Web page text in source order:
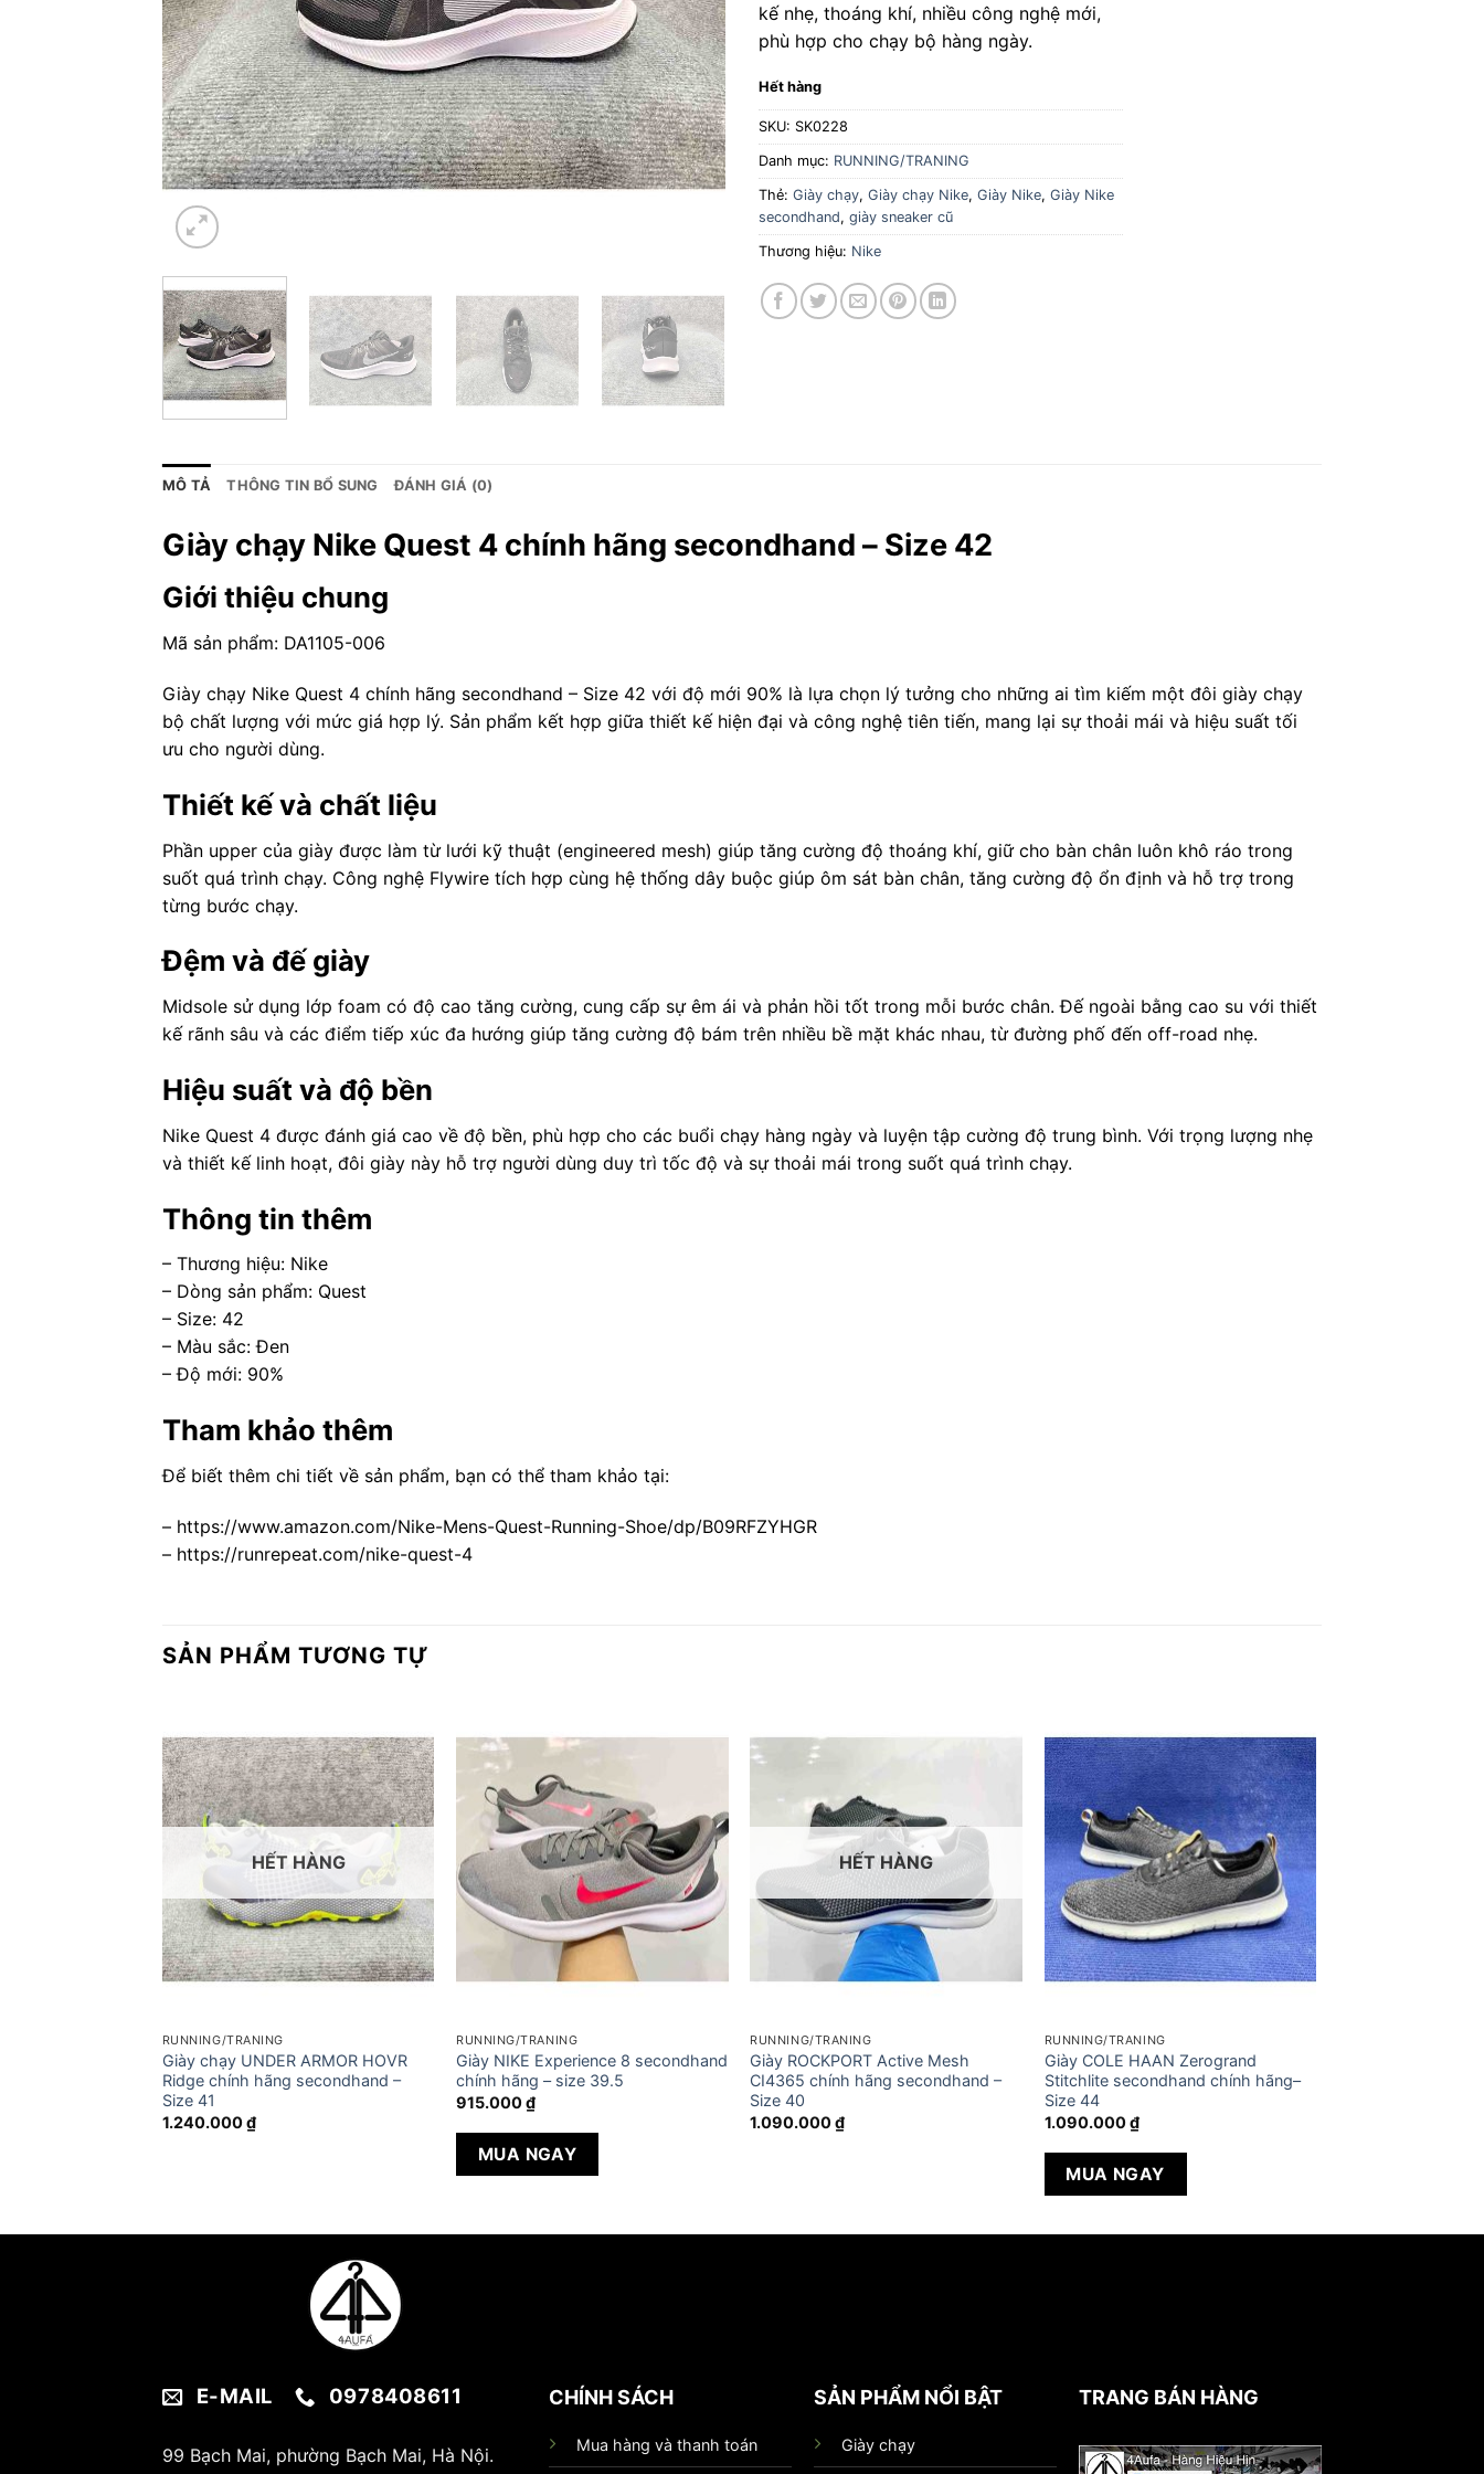
kế nhẹ, thoáng khí, nhiều công nghệ mới,
phù hợp cho chạy bộ hàng ngày.
Hết hàng
SKU: SK0228
Danh mục: RUNNING/TRANING
Thẻ: Giày chạy, Giày chạy Nike, Giày Nike, Giày Nike
secondhand, giày sneaker cũ
Thương hiệu: Nike
MÔ TẢ THÔNG TIN BỔ SUNG ĐÁNH GIÁ (0)
Giày chạy Nike Quest 4 chính hãng secondhand – Size 42
Giới thiệu chung
Mã sản phẩm: DA1105-006
Giày chạy Nike Quest 4 chính hãng secondhand – Size 42 với độ mới 90% là lựa chọn lý tưởng cho những ai tìm kiếm một đôi giày chạy
bộ chất lượng với mức giá hợp lý. Sản phẩm kết hợp giữa thiết kế hiện đại và công nghệ tiên tiến, mang lại sự thoải mái và hiệu suất tối
ưu cho người dùng.
Thiết kế và chất liệu
Phần upper của giày được làm từ lưới kỹ thuật (engineered mesh) giúp tăng cường độ thoáng khí, giữ cho bàn chân luôn khô ráo trong
suốt quá trình chạy. Công nghệ Flywire tích hợp cùng hệ thống dây buộc giúp ôm sát bàn chân, tăng cường độ ổn định và hỗ trợ trong
từng bước chạy.
Đệm và đế giày
Midsole sử dụng lớp foam có độ cao tăng cường, cung cấp sự êm ái và phản hồi tốt trong mỗi bước chân. Đế ngoài bằng cao su với thiết
kế rãnh sâu và các điểm tiếp xúc đa hướng giúp tăng cường độ bám trên nhiều bề mặt khác nhau, từ đường phố đến off-road nhẹ.
Hiệu suất và độ bền
Nike Quest 4 được đánh giá cao về độ bền, phù hợp cho các buổi chạy hàng ngày và luyện tập cường độ trung bình. Với trọng lượng nhẹ
và thiết kế linh hoạt, đôi giày này hỗ trợ người dùng duy trì tốc độ và sự thoải mái trong suốt quá trình chạy.
Thông tin thêm
– Thương hiệu: Nike
– Dòng sản phẩm: Quest
– Size: 42
– Màu sắc: Đen
– Độ mới: 90%
Tham khảo thêm
Để biết thêm chi tiết về sản phẩm, bạn có thể tham khảo tại:
– https://www.amazon.com/Nike-Mens-Quest-Running-Shoe/dp/B09RFZYHGR
– https://runrepeat.com/nike-quest-4
SẢN PHẨM TƯƠNG TỰ
HẾT HÀNG
RUNNING/TRANING
Giày chạy UNDER ARMOR HOVR
Ridge chính hãng secondhand –
Size 41
1.240.000₫
RUNNING/TRANING
Giày NIKE Experience 8 secondhand
chính hãng – size 39.5
915.000₫
MUA NGAY
HẾT HÀNG
RUNNING/TRANING
Giày ROCKPORT Active Mesh
CI4365 chính hãng secondhand –
Size 40
1.090.000₫
RUNNING/TRANING
Giày COLE HAAN Zerogrand
Stitchlite secondhand chính hãng–
Size 44
1.090.000₫
MUA NGAY
E-MAIL 0978408611
99 Bạch Mai, phường Bạch Mai, Hà Nội.
CHÍNH SÁCH
Mua hàng và thanh toán
SẢN PHẨM NỔI BẬT
Giày chạy
TRANG BÁN HÀNG